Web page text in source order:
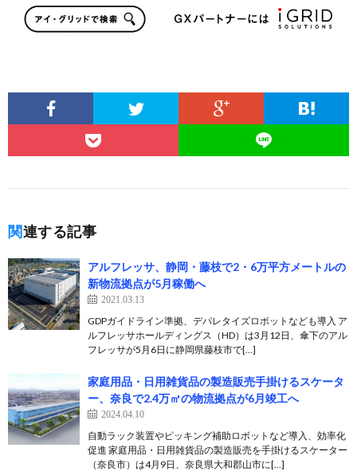
関連する記事
アルフレッサ、静岡・藤枝で2・6万平方メートルの
新物流拠点が5月稼働へ
2021.03.13
GDPガイドライン準拠、デパレタイズロボットなども導入 ア
ルフレッサホールディングス（HD）は3月12日、傘下のアル
フレッサが5月6日に静岡県藤枝市で[…]
家庭用品・日用雑貨品の製造販売手掛けるスケータ
ー、奈良で2.4万㎡の物流拠点が6月竣工へ
2024.04.10
自動ラック装置やピッキング補助ロボットなど導入、効率化
促進 家庭用品・日用雑貨品の製造販売を手掛けるスケーター
（奈良市）は4月9日、奈良県大和郡山市に[…]